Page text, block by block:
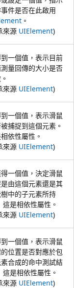
件是否在此啟用
。
來源 UIElement)
一個值，表示目前
量回傳的大小是否
來源 UIElement)
一個值，表示滑鼠
捕捉到這個元素。
依性屬性。
來源 UIElement)
一個值，決定滑鼠
由這個元素還是其
中的子元素所持
這是相依性屬性。
來源 UIElement)
一個值，表示滑鼠
位置是否對應於包
合成的命中測試結
這是相依性屬性。
來源 UIElement)